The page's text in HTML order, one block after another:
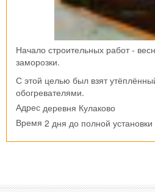
Начало строительных работ -
заморозки.
С этой целью был взят
обогревателями.
Адрес деревня Кулаково
Время 2 дня до полной установки